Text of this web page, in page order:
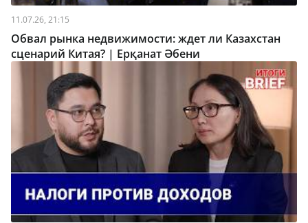
11.07.26, 21:15
Обвал рынка недвижимости: ждет ли Казахстан
сценарий Китая? | Ерқанат Әбени